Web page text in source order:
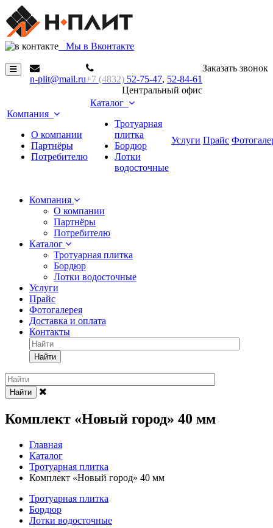
Мы в Вконтакте
Заказать звонок
+7 (4832) 52-75-47, 52-84-61
Центральный офис
n-plit@mail.ru
Компания
О компании
Партнёры
Потребителю
Каталог
Тротуарная
плитка
Бордюр
Лотки
водосточные
Услуги Прайс
Компания
О компании
Партнёры
Потребителю
Каталог
Тротуарная плитка
Бордюр
Лотки водосточные
Услуги
Прайс
Фотогалерея
Доставка и оплата
Контакты
Найти
Найти
Комплект «Новый город» 40 мм
Главная
Каталог
Тротуарная плитка
Комплект «Новый город» 40 мм
Тротуарная плитка
Бордюр
Лотки водосточные